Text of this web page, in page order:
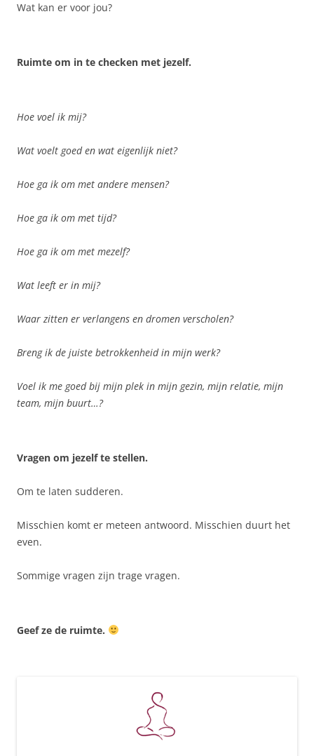
Wat kan er voor jou?
Ruimte om in te checken met jezelf.
Hoe voel ik mij?
Wat voelt goed en wat eigenlijk niet?
Hoe ga ik om met andere mensen?
Hoe ga ik om met tijd?
Hoe ga ik om met mezelf?
Wat leeft er in mij?
Waar zitten er verlangens en dromen verscholen?
Breng ik de juiste betrokkenheid in mijn werk?
Voel ik me goed bij mijn plek in mijn gezin, mijn relatie, mijn
team, mijn buurt…?
Vragen om jezelf te stellen.
Om te laten sudderen.
Misschien komt er meteen antwoord. Misschien duurt het
even.
Sommige vragen zijn trage vragen.
Geef ze de ruimte.